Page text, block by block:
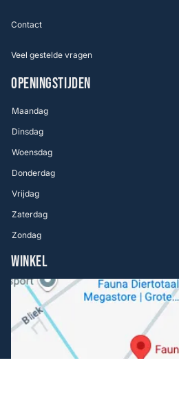
Contact
Veel gestelde vragen
OPENINGSTIJDEN
Maandag
Dinsdag
Woensdag
Donderdag
Vrijdag
Zaterdag
Zondag
WINKEL